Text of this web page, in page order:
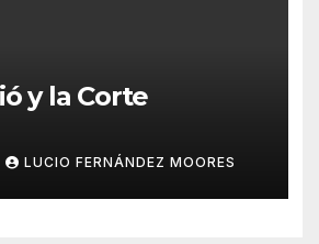
y la Corte
LUCIO FERNÁNDEZ MOORES